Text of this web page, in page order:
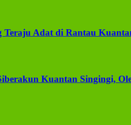
Adat di Rantau
Kuantan Singingi,